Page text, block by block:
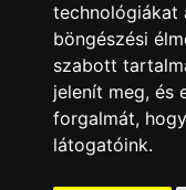
technológiákat
böngészési
szabott
jelenít meg, és
forgalmát,
látogatóink.
Garanciális Ügyintézés
Webszolgáltatás
Üzleteinkben az
érhető el, bankkártyás
INFORMÁCIÓK